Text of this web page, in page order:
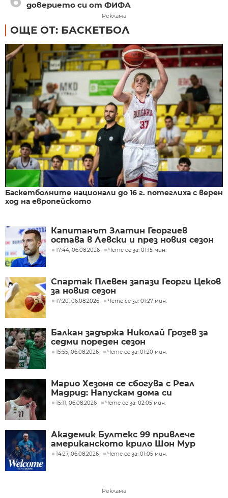
доверието си от ФИФА
Реклама
ОЩЕ ОТ: БАСКЕТБОЛ
Баскетболните национали до 16 г. потеглиха с верен
ход на европейското
Капитанът Златин Георгиев
остава в Левски и през новия сезон
17:44, 06.08.2026 Чете се за: 01:15 мин.
Спартак Плевен запази Георги Цеков
за новия сезон
17:20, 06.08.2026 Чете се за: 01:27 мин.
Балкан задържа Николай Грозев за
седми пореден сезон
15:55, 06.08.2026 Чете се за: 01:20 мин.
Марио Хезоня се сбогува с Реал
Мадрид: Напускам дома си
15:11, 06.08.2026 Чете се за: 02:05 мин.
Академик Бултекс 99 привлече
американското крило Шон Мур
14:27, 06.08.2026 Чете се за: 01:05 мин.
Реклама